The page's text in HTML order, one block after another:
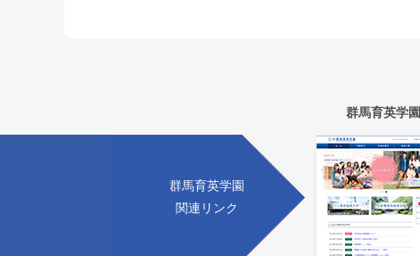
群馬育英学園
群馬育英学園
関連リンク